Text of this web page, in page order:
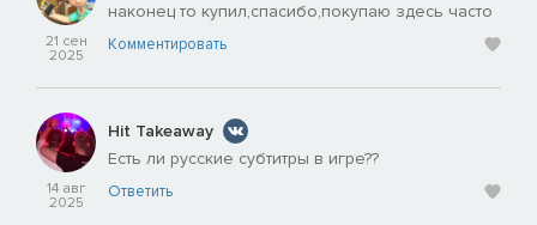
21 сен
2025
наконец то купил,спасибо,покупаю здесь часто
Комментировать
14 авг
2025
Hit Takeaway
Есть ли русские субтитры в игре??
Ответить